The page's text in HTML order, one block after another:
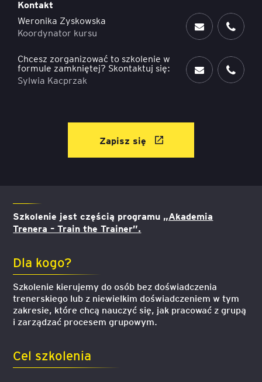
Szkolenie jest częścią programu „Akademia
Trenera – Train the Trainer”.
Dla kogo?
Szkolenie kierujemy do osób bez doświadczenia
trenerskiego lub z niewielkim doświadczeniem w tym
zakresie, które chcą nauczyć się, jak pracować z grupą
i zarządzać procesem grupowym.
Cel szkolenia
Kontakt
Weronika Zyskowska
Koordynator kursu
Chcesz zorganizować to szkolenie w
formule zamkniętej? Skontaktuj się:
Sylwia Kacprzak
Zapisz się